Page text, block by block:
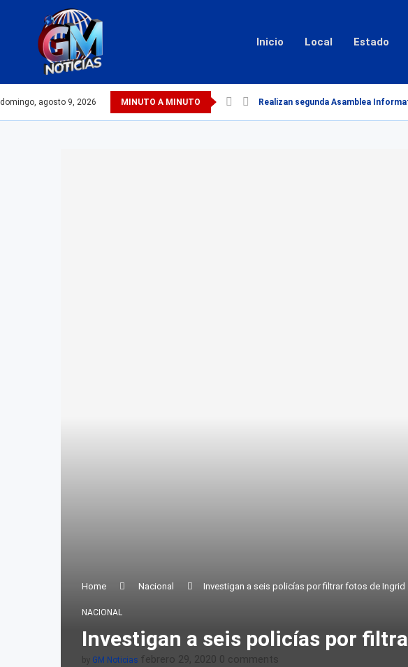
Inicio Local Estado
domingo, agosto 9, 2026 MINUTO A MINUTO Realizan segunda Asamblea
Home Nacional Investigan a seis policías por filtrar fotos de Ingrid
NACIONAL
Investigan a seis policías por
by GM Noticias febrero 29, 2020 0 comments